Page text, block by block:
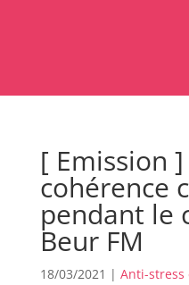
[ Emission
cohérence
pendant le
Beur FM
18/03/2021 | Anti-